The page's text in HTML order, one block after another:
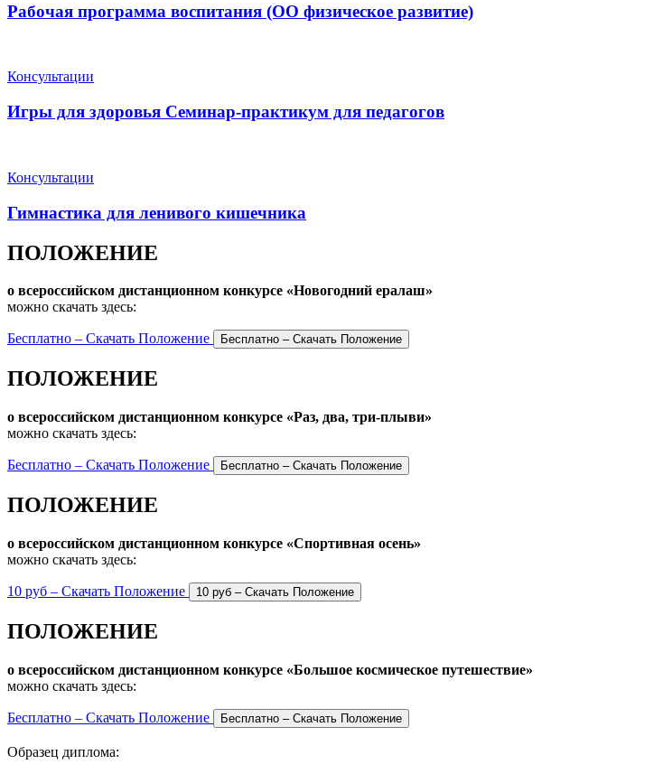
Рабочая программа воспитания (ОО физическое развитие)
Консультации
Игры для здоровья Семинар-практикум для педагогов
Консультации
Гимнастика для ленивого кишечника
ПОЛОЖЕНИЕ
о всероссийском дистанционном конкурсе «Новогодний ералаш»
можно скачать здесь:
Бесплатно – Скачать Положение
ПОЛОЖЕНИЕ
о всероссийском дистанционном конкурсе «Раз, два, три-плыви»
можно скачать здесь:
Бесплатно – Скачать Положение
ПОЛОЖЕНИЕ
о всероссийском дистанционном конкурсе «Спортивная осень»
можно скачать здесь:
10 руб – Скачать Положение
ПОЛОЖЕНИЕ
о всероссийском дистанционном конкурсе «Большое космическое путешествие»
можно скачать здесь:
Бесплатно – Скачать Положение
Образец диплома: